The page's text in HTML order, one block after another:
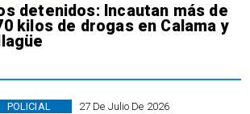
detenidos: Incautan más de
kilos de drogas en Calama y
27 De Julio De 2026
POLICIAL